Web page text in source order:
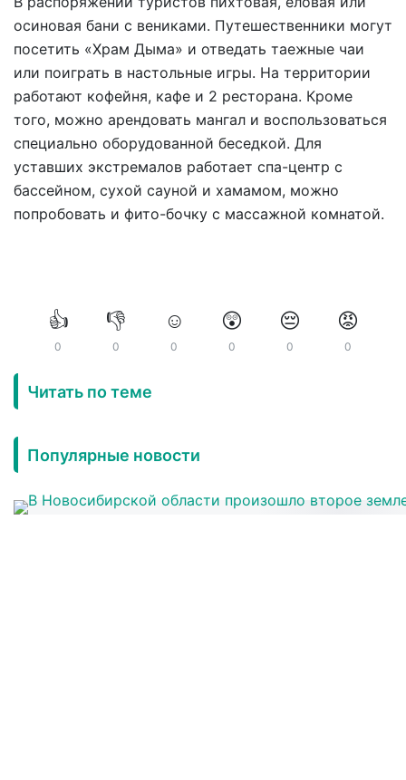
осиновая бани с вениками. Путешественники могут
посетить «Храм Дыма» и отведать таежные чаи
или поиграть в настольные игры. На территории
работают кофейня, кафе и 2 ресторана. Кроме
того, можно арендовать мангал и воспользоваться
специально оборудованной беседкой. Для
уставших экстремалов работает спа-центр с
бассейном, сухой сауной и хамамом, можно
попробовать и фито-бочку с массажной комнатой.
👍
0
👎
0
☺️
0
😲
0
😔
0
😡
0
Читать по теме
Популярные новости